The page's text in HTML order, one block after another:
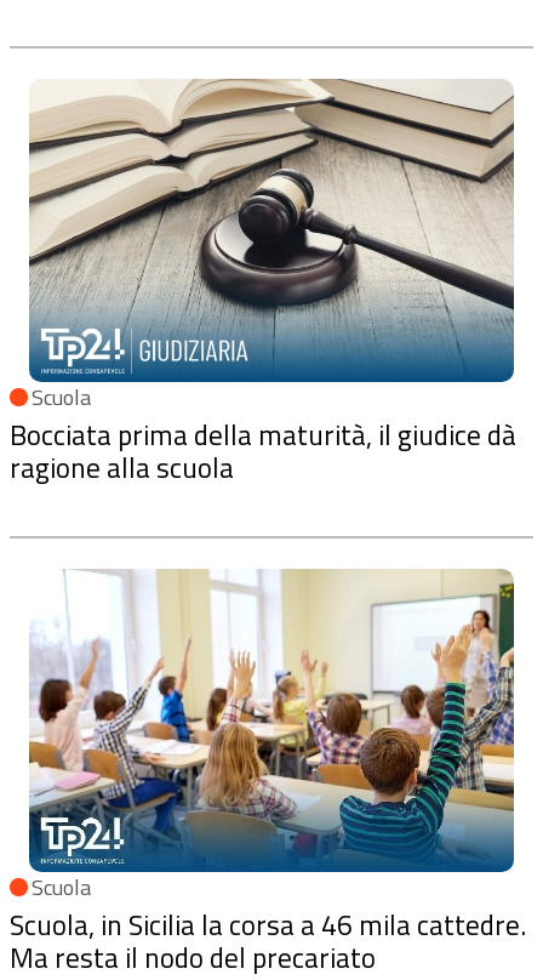
Scuola
Bocciata prima della maturità, il giudice dà
ragione alla scuola
Scuola
Scuola, in Sicilia la corsa a 46 mila cattedre.
Ma resta il nodo del precariato